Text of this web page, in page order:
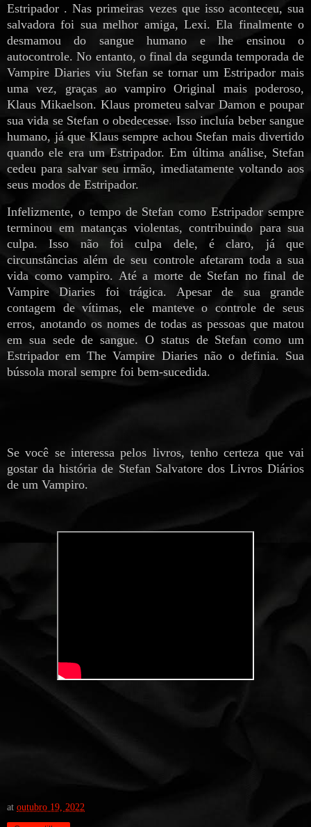
Estripador . Nas primeiras vezes que isso aconteceu, sua
salvadora foi sua melhor amiga, Lexi. Ela finalmente o
desmamou do sangue humano e lhe ensinou o
autocontrole. No entanto, o final da segunda temporada de
Vampire Diaries viu Stefan se tornar um Estripador mais
uma vez, graças ao vampiro Original mais poderoso,
Klaus Mikaelson. Klaus prometeu salvar Damon e poupar
sua vida se Stefan o obedecesse. Isso incluía beber sangue
humano, já que Klaus sempre achou Stefan mais divertido
quando ele era um Estripador. Em última análise, Stefan
cedeu para salvar seu irmão, imediatamente voltando aos
seus modos de Estripador.
Infelizmente, o tempo de Stefan como Estripador sempre
terminou em matanças violentas, contribuindo para sua
culpa. Isso não foi culpa dele, é claro, já que
circunstâncias além de seu controle afetaram toda a sua
vida como vampiro. Até a morte de Stefan no final de
Vampire Diaries foi trágica. Apesar de sua grande
contagem de vítimas, ele manteve o controle de seus
erros, anotando os nomes de todas as pessoas que matou
em sua sede de sangue. O status de Stefan como um
Estripador em The Vampire Diaries não o definia. Sua
bússola moral sempre foi bem-sucedida.
Se você se interessa pelos livros, tenho certeza que vai
gostar da história de Stefan Salvatore dos Livros Diários
de um Vampiro.
at outubro 19, 2022